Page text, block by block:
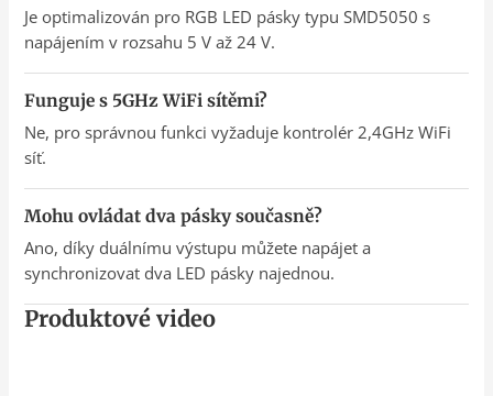
Je optimalizován pro RGB LED pásky typu SMD5050 s
napájením v rozsahu 5 V až 24 V.
Funguje s 5GHz WiFi sítěmi?
Ne, pro správnou funkci vyžaduje kontrolér 2,4GHz WiFi
síť.
Mohu ovládat dva pásky současně?
Ano, díky duálnímu výstupu můžete napájet a
synchronizovat dva LED pásky najednou.
Produktové video